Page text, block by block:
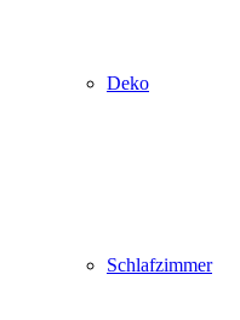
Deko
Schlafzimmer